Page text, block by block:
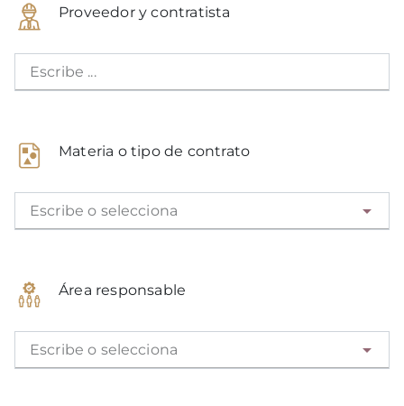
Proveedor y contratista
Escribe ...
Materia o tipo de contrato
Escribe o selecciona
Área responsable
Escribe o selecciona